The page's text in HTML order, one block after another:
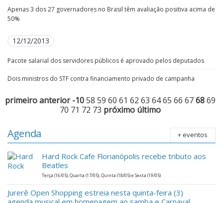
Apenas 3 dos 27 governadores no Brasil têm avaliação positiva acima de
50%
12/12/2013
Pacote salarial dos servidores públicos é aprovado pelos deputados
Dois ministros do STF contra financiamento privado de campanha
primeiroanterior -1058 59 60 61 62 63 6465 66 676869
70 71 72 73 próximo último
Agenda + eventos
Hard Rock Cafe Florianópolis recebe tributo aos
Beatles
Terça (16/05), Quarta (17/05), Quinta (18/05) e Sexta (19/05)
Jurerê Open Shopping estreia nesta quinta-feira (3)